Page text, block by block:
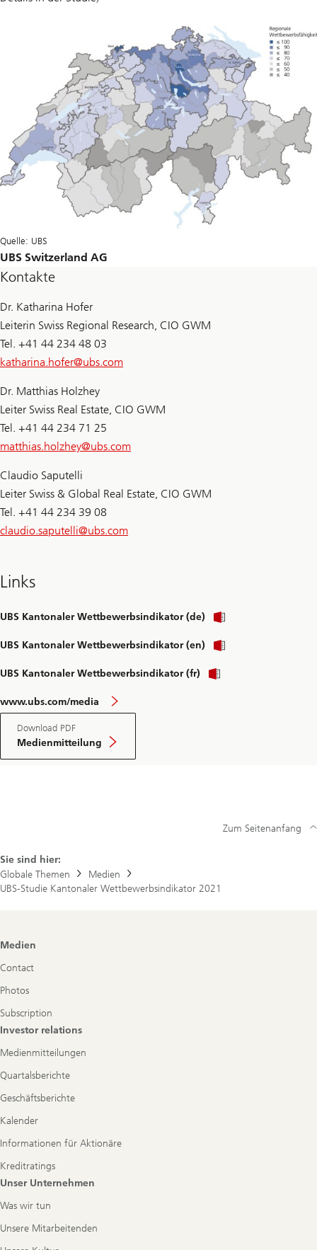
Quelle: UBS
UBS Switzerland AG
Kontakte
Dr. Katharina Hofer
Leiterin Swiss Regional Research, CIO GWM
Tel. +41 44 234 48 03
katharina.hofer@ubs.com
Dr. Matthias Holzhey
Leiter Swiss Real Estate, CIO GWM
Tel. +41 44 234 71 25
matthias.holzhey@ubs.com
Claudio Saputelli
Leiter Swiss & Global Real Estate, CIO GWM
Tel. +41 44 234 39 08
claudio.saputelli@ubs.com
Links
UBS Kantonaler Wettbewerbsindikator (de)
UBS Kantonaler Wettbewerbsindikator (en)
UBS Kantonaler Wettbewerbsindikator (fr)
www.ubs.com/media
Download PDF
Medienmitteilung
Sie sind hier:
Globale Themen
Medien
UBS-Studie Kantonaler Wettbewerbsindikator 2021
Zum Seitenanfang
Footer
Medien
Contact
Photos
Subscription
Investor relations
Medienmitteilungen
Quartalsberichte
Geschäftsberichte
Kalender
Informationen für Aktionäre
Kreditratings
Unser Unternehmen
Was wir tun
Unsere Mitarbeitenden